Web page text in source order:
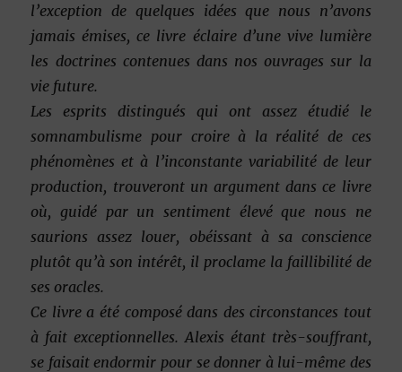
l’exception de quelques idées que nous n’avons
jamais émises, ce livre éclaire d’une vive lumière
les doctrines contenues dans nos ouvrages sur la
vie future.
Les esprits distingués qui ont assez étudié le
somnambulisme pour croire à la réalité de ces
phénomènes et à l’inconstante variabilité de leur
production, trouveront un argument dans ce livre
où, guidé par un sentiment élevé que nous ne
saurions assez louer, obéissant à sa conscience
plutôt qu’à son intérêt, il proclame la faillibilité de
ses oracles.
Ce livre a été composé dans des circonstances tout
à fait exceptionnelles. Alexis étant très-souffrant,
se faisait endormir pour se donner à lui-même des